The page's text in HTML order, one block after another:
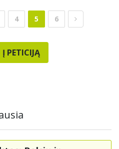
4 5 6
PETICIJĄ